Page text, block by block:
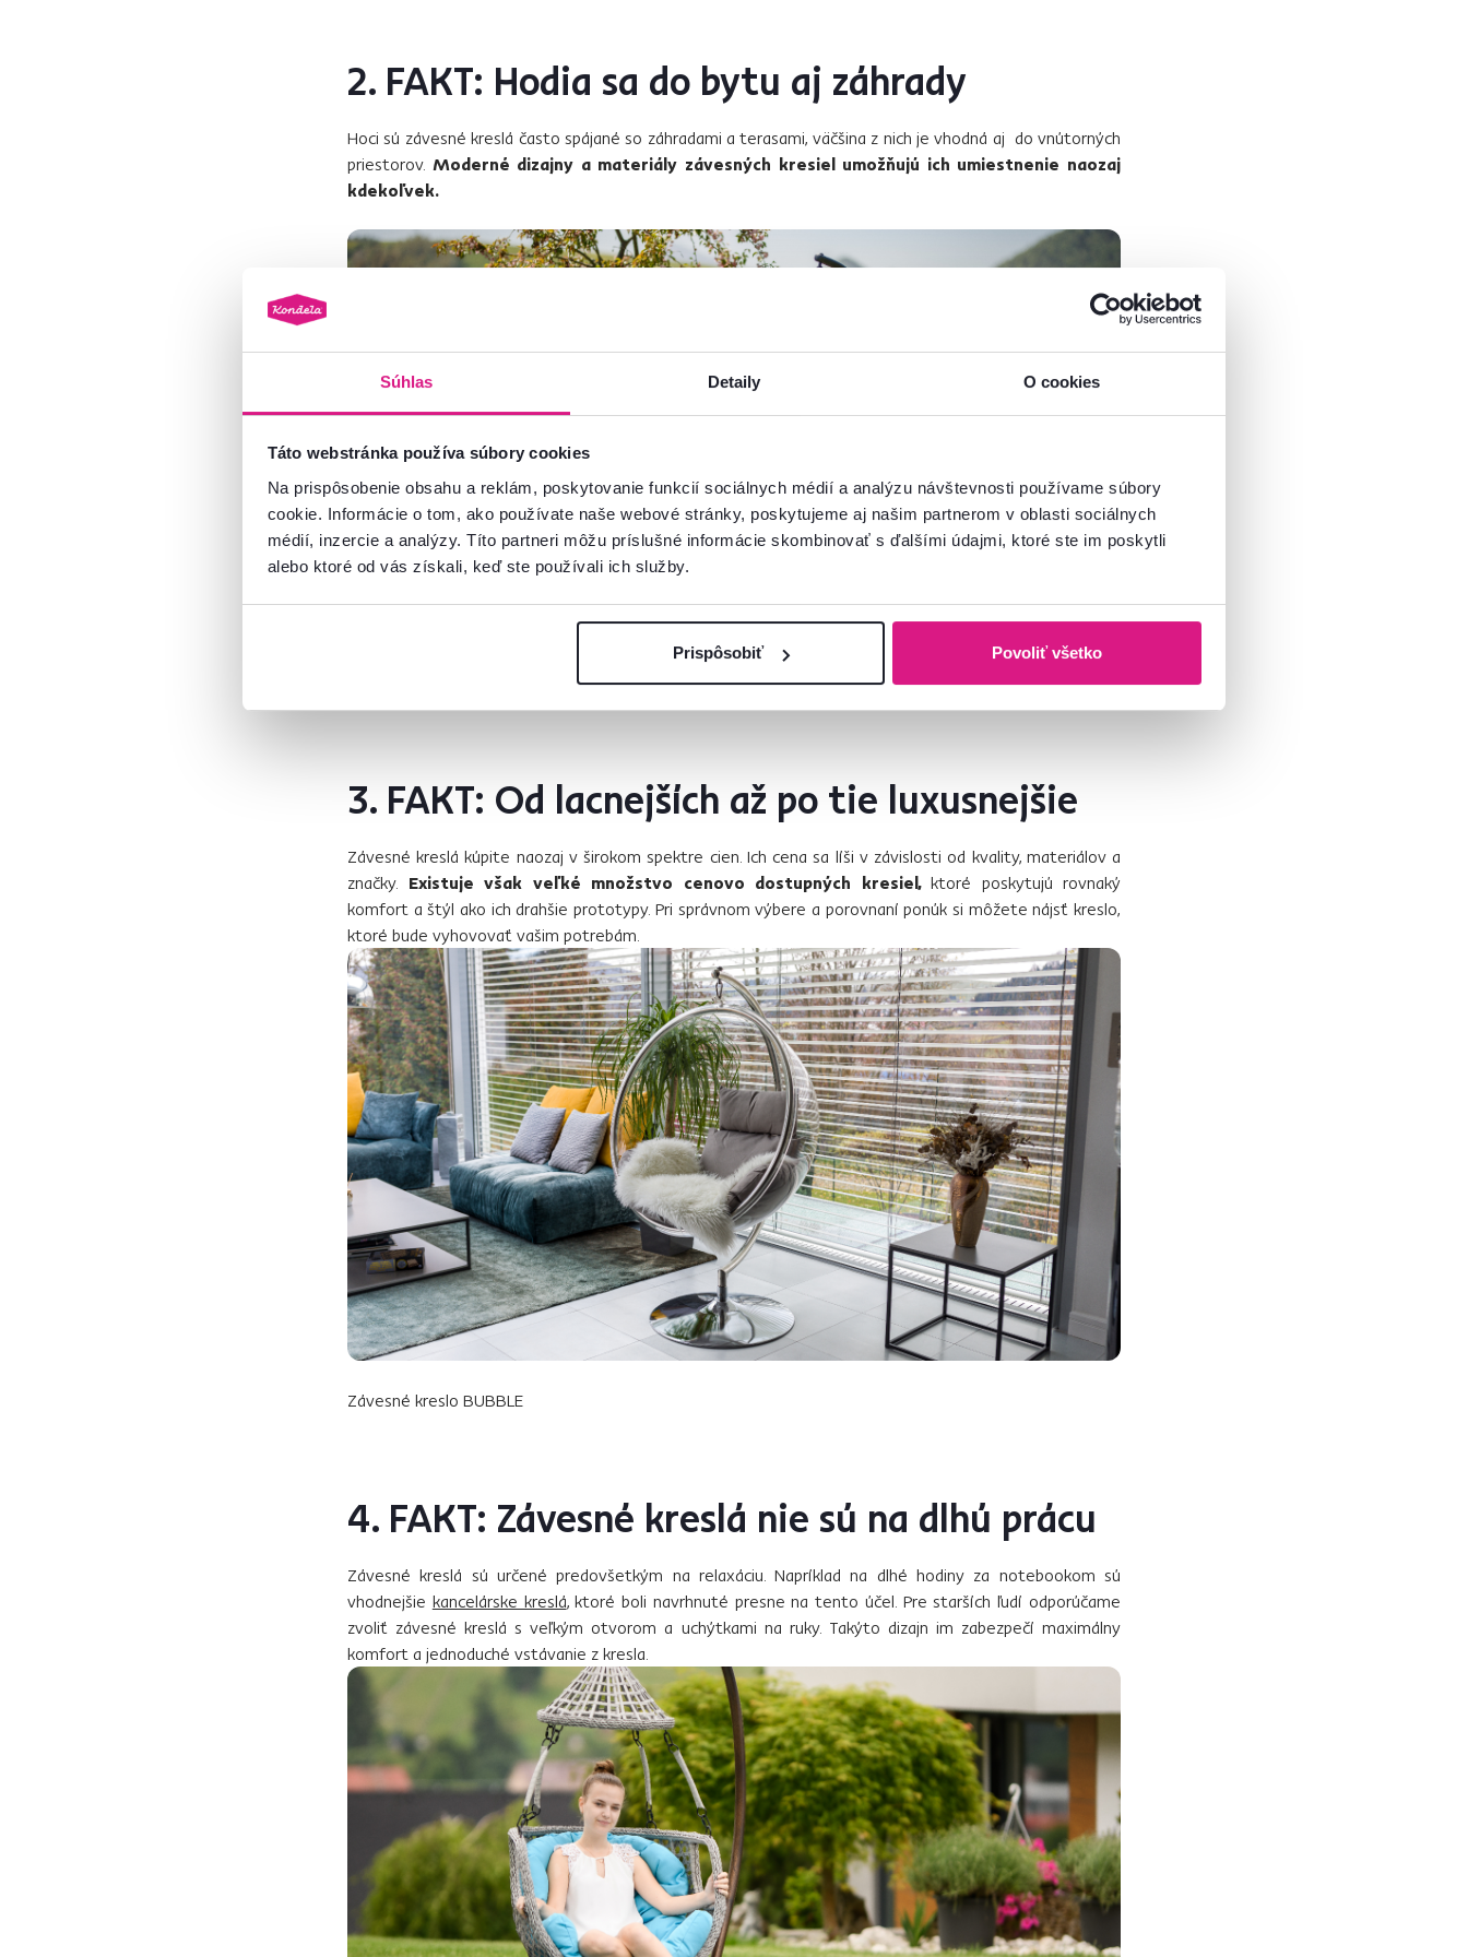
Súhlas Detaily O cookies
Táto webstránka používa súbory cookies
Na prispôsobenie obsahu a reklám, poskytovanie funkcií sociálnych médií a analýzu návštevnosti používame súbory
cookie. Informácie o tom, ako používate naše webové stránky, poskytujeme aj našim partnerom v oblasti sociálnych
médií, inzercie a analýzy. Títo partneri môžu príslušné informácie skombinovať s ďalšími údajmi, ktoré ste im poskytli
alebo ktoré od vás získali, keď ste používali ich služby.
Prispôsobiť Povoliť všetko
2. FAKT: Hodia sa do bytu aj záhrady
Hoci sú závesné kreslá často spájané so záhradami a terasami, väčšina z nich je vhodná aj do vnútorných
priestorov. Moderné dizajny a materiály závesných kresiel umožňujú ich umiestnenie naozaj
kdekoľvek.
3. FAKT: Od lacnejších až po tie luxusnejšie
Závesné kreslá kúpite naozaj v širokom spektre cien. Ich cena sa líši v závislosti od kvality, materiálov a
značky. Existuje však veľké množstvo cenovo dostupných kresiel, ktoré poskytujú rovnaký
komfort a štýl ako ich drahšie prototypy. Pri správnom výbere a porovnaní ponúk si môžete nájsť kreslo,
ktoré bude vyhovovať vašim potrebám.
Závesné kreslo BUBBLE
4. FAKT: Závesné kreslá nie sú na dlhú prácu
Závesné kreslá sú určené predovšetkým na relaxáciu. Napríklad na dlhé hodiny za notebookom sú
vhodnejšie kancelárske kreslá, ktoré boli navrhnuté presne na tento účel. Pre starších ľudí odporúčame
zvoliť závesné kreslá s veľkým otvorom a uchýtkami na ruky. Takýto dizajn im zabezpečí maximálny
komfort a jednoduché vstávanie z kresla.